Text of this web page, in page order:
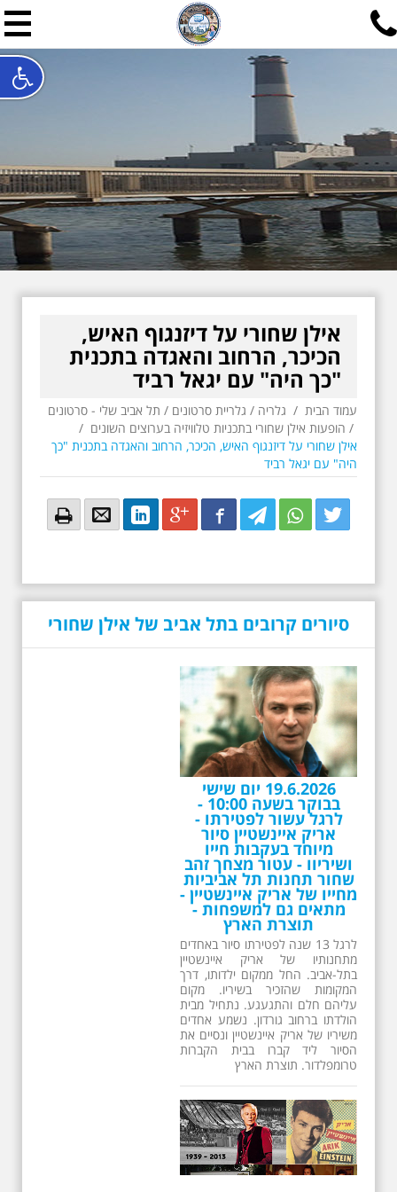
תל אביב שלי
תיור ישראלי בעריכת אילן
האתר המרכזי להיסטוריה של תל אביב ותולדות ארץ ישראל -
חייגו עכשיו:052-7747748
שלחו פנייה:ilan@mytelaviv.co.il
English עברית צור קשר
אילן שחורי על דיזנגוף האיש,
הכיכר, הרחוב והאגדה בתכנית
"כך היה" עם יגאל רביד
עמוד הבית / גלריה / גלריית סרטונים / תל אביב שלי - סרטונים
/ הופעות אילן שחורי בתכניות טלוויזיה בערוצים השונים /
אילן שחורי על דיזנגוף האיש, הכיכר, הרחוב והאגדה בתכנית "כך
היה" עם יגאל רביד
Twitter
Twitter
Twitter
Facebook
Google+
LinkedIn
Email
Email
סיורים קרובים בתל אביב של אילן שחורי
19.6.2026 יום שישי
בבוקר בשעה 10:00 -
לרגל עשור לפטירתו -
אריק איינשטיין סיור
מיוחד בעקבות חייו
ושיריוו - עטור מצחך זהב
שחור תחנות תל אביביות
מחייו של אריק איינשטיין -
מתאים גם למשפחות -
תוצרת הארץ
לרגל 13 שנה לפטירתו סיור באחדים
מתחנותיו של אריק איינשטיין
בתל-אביב. החל ממקום ילדותו, דרך
המקומות שהזכיר בשיריו. מקום
עליהם חלם והתגעגע. נתחיל מבית
הולדתו ברחוב גורדון. נשמע אחדים
משיריו של אריק איינשטיין ונסיים את
הסיור ליד קברו בבית הקברות
טרומפלדור. תוצרת הארץ